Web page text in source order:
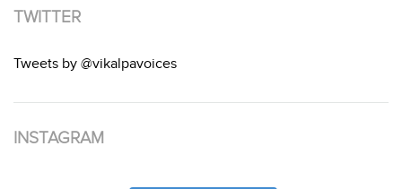
TWITTER
Tweets by @vikalpavoices
INSTAGRAM